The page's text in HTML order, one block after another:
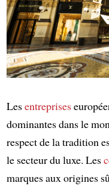
Lesentreprises
dominantes dans le
respect de la tradition
le secteur du luxe. Les
marques aux origines